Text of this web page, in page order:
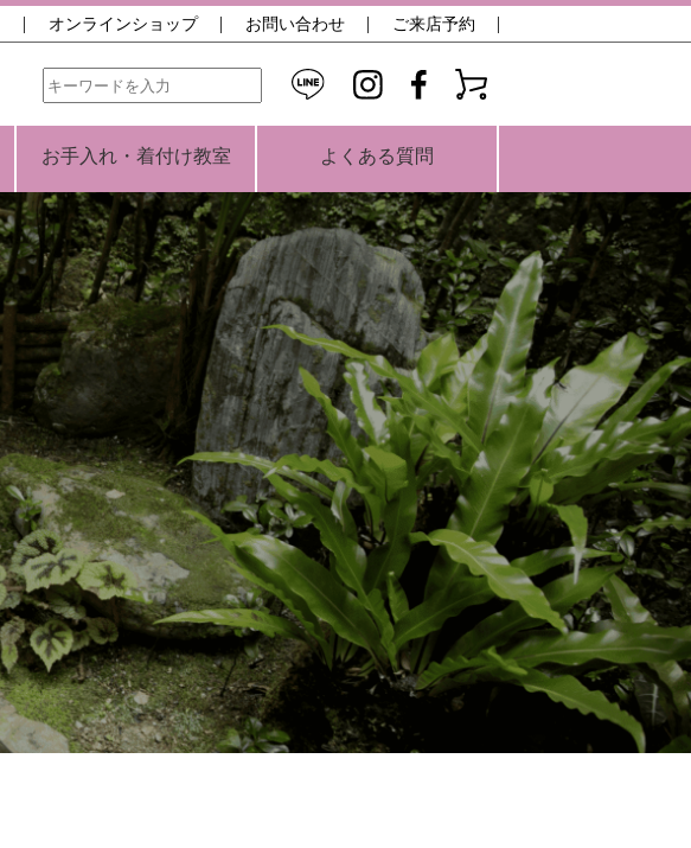
オンラインショップ お問い合わせ ご来店予約
お手入れ・着付け教室 よくある質問